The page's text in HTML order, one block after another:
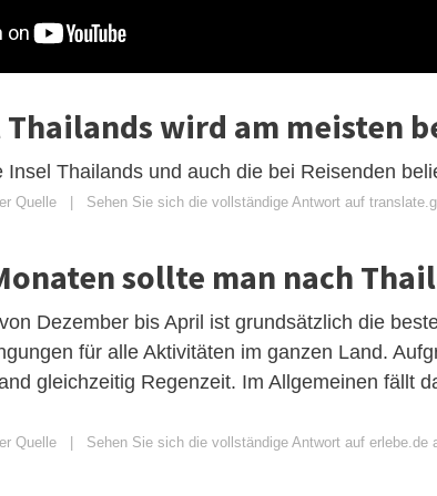
wird am meisten
Insel Thailands und auch die bei Reisenden
Quelle | Sehen Sie sich die vollständige Antwort auf
sollte man nach
Dezember bis April ist grundsätzlich die
für alle Aktivitäten im ganzen Land.
gleichzeitig Regenzeit. Im Allgemeinen fällt
Quelle | Sehen Sie sich die vollständige Antwort auf erlebe.de